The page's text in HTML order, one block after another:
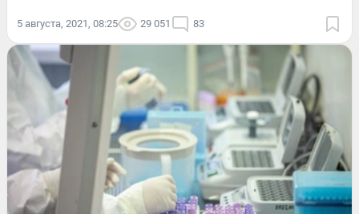
5 августа, 2021, 08:25 29 051 83